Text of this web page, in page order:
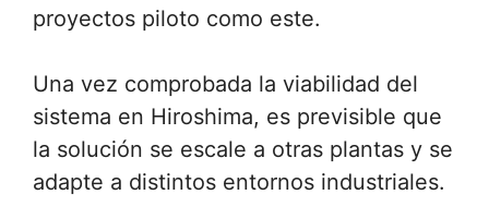
proyectos piloto como este.
Una vez comprobada la viabilidad del
sistema en Hiroshima, es previsible que
la solución se escale a otras plantas y se
adapte a distintos entornos industriales.